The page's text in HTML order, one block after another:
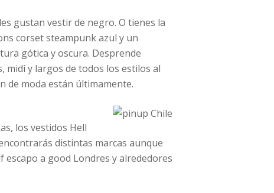
gustan vestir de negro. O tienes la
corset steampunk azul y un
gótica y oscura. Desprende
midi y largos de todos los estilos al
de moda están últimamente.
los vestidos Hell
distintas marcas aunque
a good Londres y alrededores